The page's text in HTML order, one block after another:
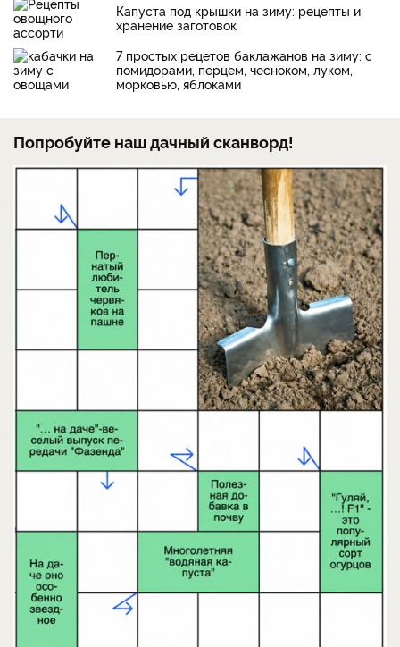
Капуста под крышки на зиму: рецепты и
хранение заготовок
7 простых рецетов баклажанов на зиму: с
помидорами, перцем, чесноком, луком,
морковью, яблоками
Попробуйте наш дачный сканворд!